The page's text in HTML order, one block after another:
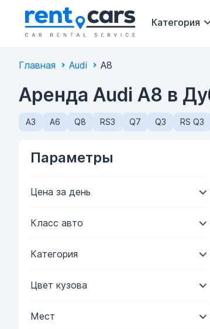
Категория
Главная Audi A8
Аренда Audi A8 в
A3 A6 Q8 RS3 Q7 Q3 RS Q3
Параметры
Цена за день
Класс авто
Категория
Цвет кузова
Мест